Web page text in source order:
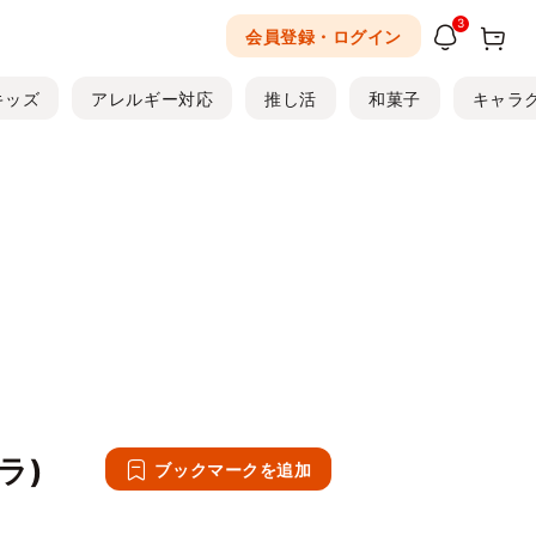
会員登録・ログイン
3
ッズ アレルギー対応 推し活 和菓子 キャラ
) ブックマークを追加